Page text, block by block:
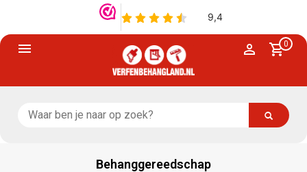
0
Behanggereedschap